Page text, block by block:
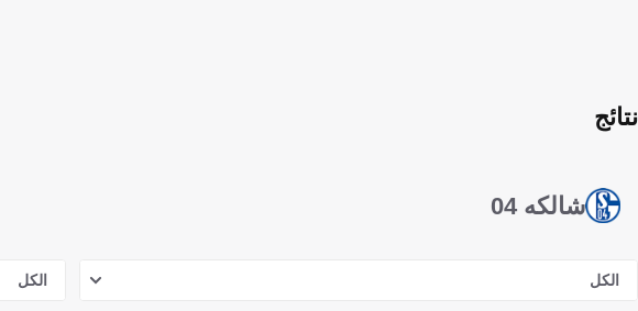
شالكه 04
نتائج
الكل الكل